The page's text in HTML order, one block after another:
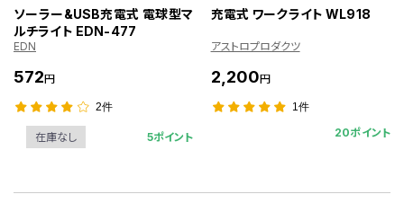
ソーラー&USB充電式 電球型マ
ルチライト EDN-477
EDN
572円
2件
在庫なし 5ポイント
充電式 ワークライト WL918
アストロプロダクツ
2,200円
1件
20ポイント